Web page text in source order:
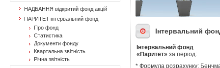
НАДБАННЯ відкритий фонд акцій
ПАРИТЕТ інтервальний фонд
Про фонд
Статистика
Документи фонду
Квартальна звітність
Річна звітність
Інтервальний
Інтервальний фонд
«Паритет» за період:
* Формула розрахунку: